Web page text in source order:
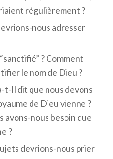
régulièrement ?
nous adresser
? Comment
le nom de Dieu ?
t-Il dit que nous devons
de Dieu vienne ?
avons-nous besoin que
?
devrions-nous prier